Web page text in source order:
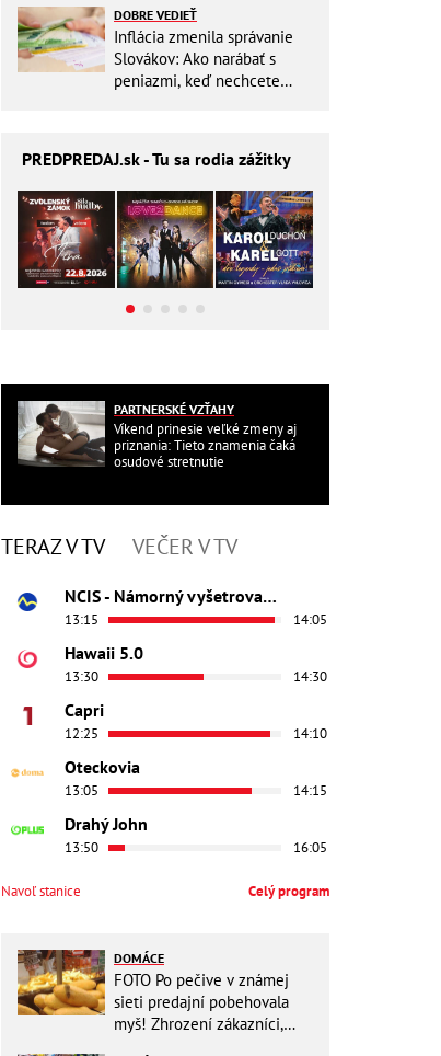
DOBRE VEDIEŤ
Inflácia zmenila správanie
Slovákov: Ako narábať s
peniazmi, keď nechcete
PREDPREDAJ.sk - Tu sa rodia zážitky
PARTNERSKÉ VZŤAHY
Víkend prinesie veľké zmeny aj
priznania: Tieto znamenia čaká
osudové stretnutie
TERAZ V TV VEČER V TV
NCIS - Námorný vyšetrovací úrad
13:15 14:05
Hawaii 5.0
13:30 14:30
Capri
12:25 14:10
Oteckovia
13:05 14:15
Drahý John
13:50 16:05
Navoľ stanice Celý program
DOMÁCE
FOTO Po pečive v známej
sieti predajní pobehovala
myš! Zhrození zákazníci,